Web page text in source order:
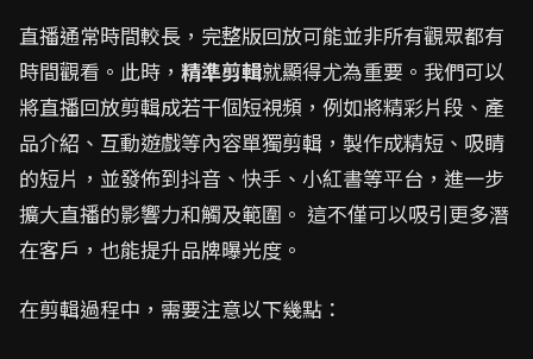
直播通常時間較長，完整版回放可能並非所有觀眾都有
時間觀看。此時， 精準剪輯就顯得尤為重要。我們可以
將直播回放剪輯成若干個短視頻，例如將精彩片段、產
品介紹、互動遊戲等內容單獨剪輯，製作成精短、吸睛
的短片，並發佈到抖音、快手、小紅書等平台，進一步
擴大直播的影響力和觸及範圍。 這不僅可以吸引更多潛
在客戶，也能提升品牌曝光度。
在剪輯過程中，需要注意以下幾點：